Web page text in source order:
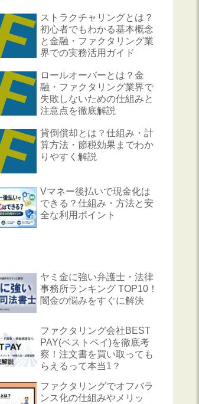
ストラクチャリングとは？
初心者でもわかる基本概念
と金融・ファクタリング業
界での実務活用ガイド
ロールオーバーとは？金
融・ファクタリング業界で
失敗しないための仕組みと
注意点を徹底解説
貸倒償却とは？仕組み・計
算方法・節税効果までわか
りやすく解説
Vマネー後払いで現金化は
できる？仕組み・方法と安
全な利用ポイント
ヤミ金に強い弁護士・法律
事務所ランキング TOP10！
闇金の悩みをすぐに解決
ファクタリング会社BEST
PAY(ベストペイ)を徹底考
察！注文書を買い取っても
らえるって本当1？
ファクタリングでオフバラ
ンス化の仕組みやメリッ